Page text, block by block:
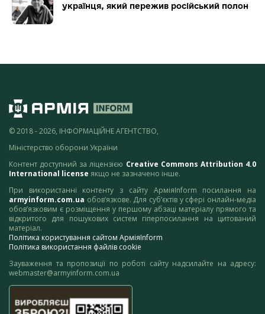
українця, який пережив російський полон
© 2018 - 2026, ІНФОРМАЦІЙНЕ АГЕНТСТВО,
Міністерство оборони України
Контент доступний за ліцензією Creative Commons Attribution 4.0
International license якщо не зазначено інше.
При використанні контенту з сайту АрміяInform посилання на
armyinform.com.ua обов’язкове. Для суб’єктів у сфері онлайн-медіа
обов’язковим є розміщення у першому абзаці матеріалу прямого та
відкритого для пошукових систем гіперпосилання на цитований
матеріал.
Політика користування сайтом АрміяInform
Політика використання файлів cookie
Зауваження та пропозиції по роботі сайту надсилайте на адресу:
webmaster@armyinform.com.ua